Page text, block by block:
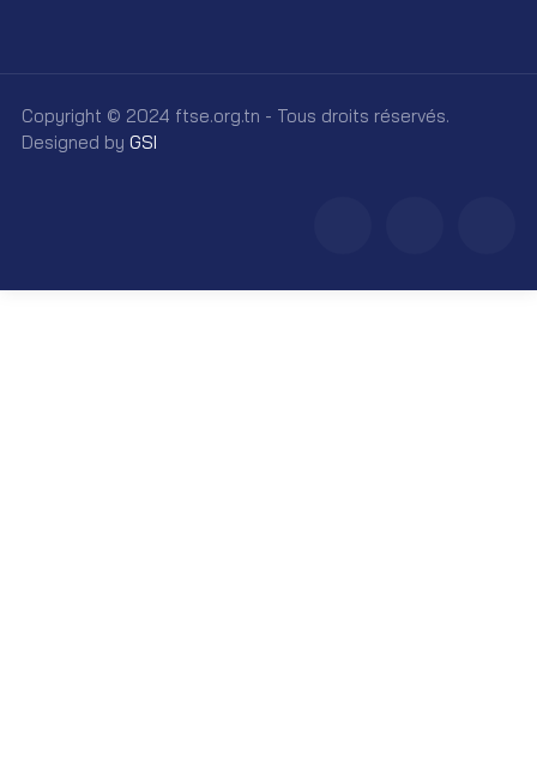
Copyright © 2024 ftse.org.tn - Tous droits réservés.
Designed by GSI